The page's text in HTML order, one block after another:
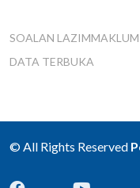
SOALAN LAZIM
DATA TERBUKA
© All Rights Reserved